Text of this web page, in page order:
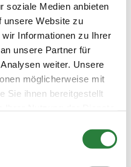
soziale Medien anbieten
unsere Website zu
Informationen zu Ihrer
unsere Partner für
weiter. Unsere
möglicherweise mit
Sie ihnen bereitgestellt
Disziplin
DPF